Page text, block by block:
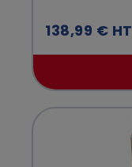
138,99 € HT